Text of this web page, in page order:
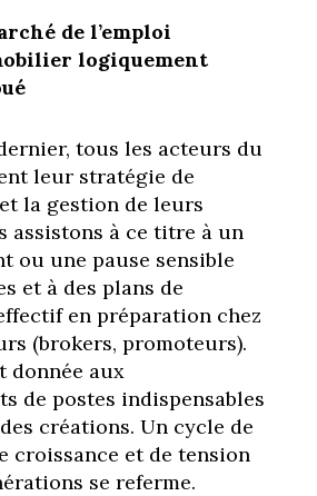
de l’emploi
logiquement
tous les acteurs du
leur stratégie de
la gestion de leurs
assistons à ce titre à un
ou une pause sensible
et à des plans de
en préparation chez
(brokers, promoteurs).
donnée aux
de postes indispensables
créations. Un cycle de
croissance et de tension
se referme.